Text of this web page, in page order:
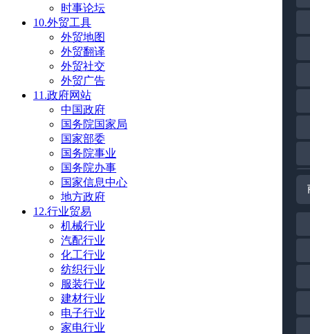
时事论坛
10.外贸工具
外贸地图
外贸翻译
外贸社交
外贸广告
11.政府网站
中国政府
国务院国家局
国家部委
国务院事业
国务院办事
国家信息中心
地方政府
12.行业贸易
机械行业
汽配行业
化工行业
纺织行业
服装行业
建材行业
电子行业
家电行业